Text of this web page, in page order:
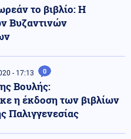
το βιβλίο: Η
Βυζαντινών
- 17:13 0
Βουλής:
η έκδοση των βιβλίων
Παλιγγενεσίας